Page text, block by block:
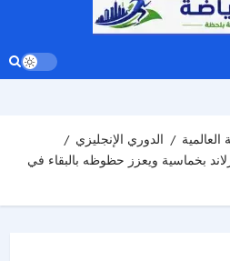
العالمية
الدوري الإنجليزي
بخماسية ويعزز حظوظه بالبقاء في